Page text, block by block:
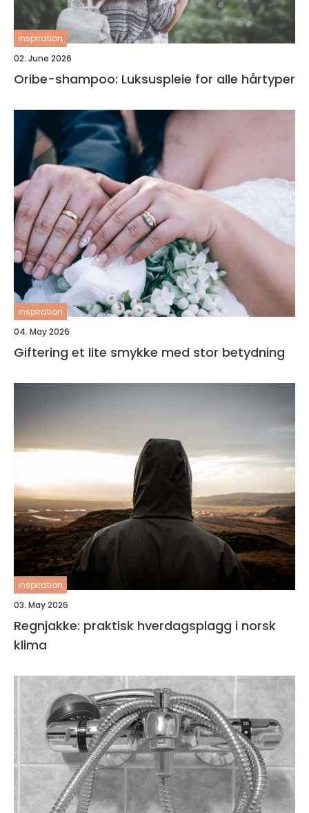
inspiration
02. June 2026
Oribe-shampoo: Luksuspleie for alle hårtyper
inspiration
04. May 2026
Giftering et lite smykke med stor betydning
inspiration
03. May 2026
Regnjakke: praktisk hverdagsplagg i norsk
klima